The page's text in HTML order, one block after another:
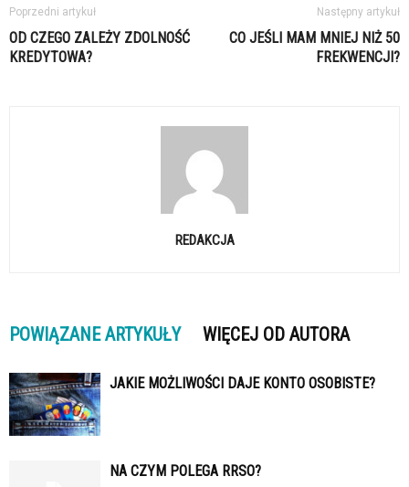
Poprzedni artykuł
OD CZEGO ZALEŻY ZDOLNOŚĆ
KREDYTOWA?
Następny artykuł
CO JEŚLI MAM MNIEJ NIŻ 50
FREKWENCJI?
REDAKCJA
POWIĄZANE ARTYKUŁY WIĘCEJ OD AUTORA
JAKIE MOŻLIWOŚCI DAJE KONTO OSOBISTE?
NA CZYM POLEGA RRSO?